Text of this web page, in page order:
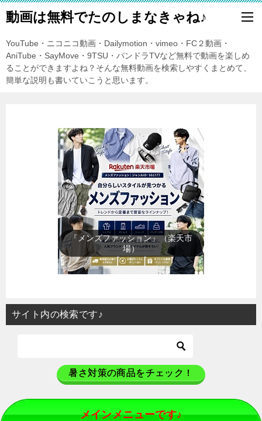
動画は無料でたのしまなきゃね♪
YouTube・ニコニコ動画・Dailymotion・vimeo・FC２動画・
AniTube・SayMove・9TSU・パンドラTVなど無料で動画を楽しめ
ることができますよね？そんな無料動画を検索しやすくまとめて、
簡単な説明も書いていこうと思います。
『レディースファッション』（楽
天市場）
サイト内の検索です♪
暑さ対策の商品をチェック！
メインメニューです♪